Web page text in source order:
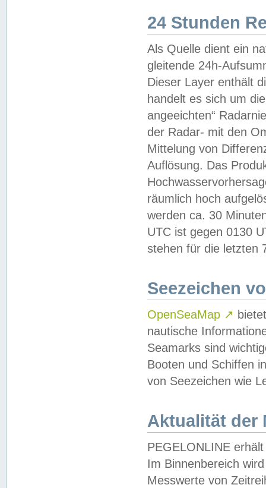
24 Stunden
Als Quelle dient ein
gleitende 24h-
Dieser Layer enthält
handelt es sich um
angeeichten“
der Radar- mit den
Mittelung von
Auflösung. Das
räumlich hoch
werden ca. 30
UTC ist gegen 0130
stehen für die letzten
Seezeichen
OpenSeaMap ↗
nautische
Seamarks sind
Booten und Schiffen
von Seezeichen wie
Aktualität der
PEGELONLINE
Im Binnenbereich
Messwerte von